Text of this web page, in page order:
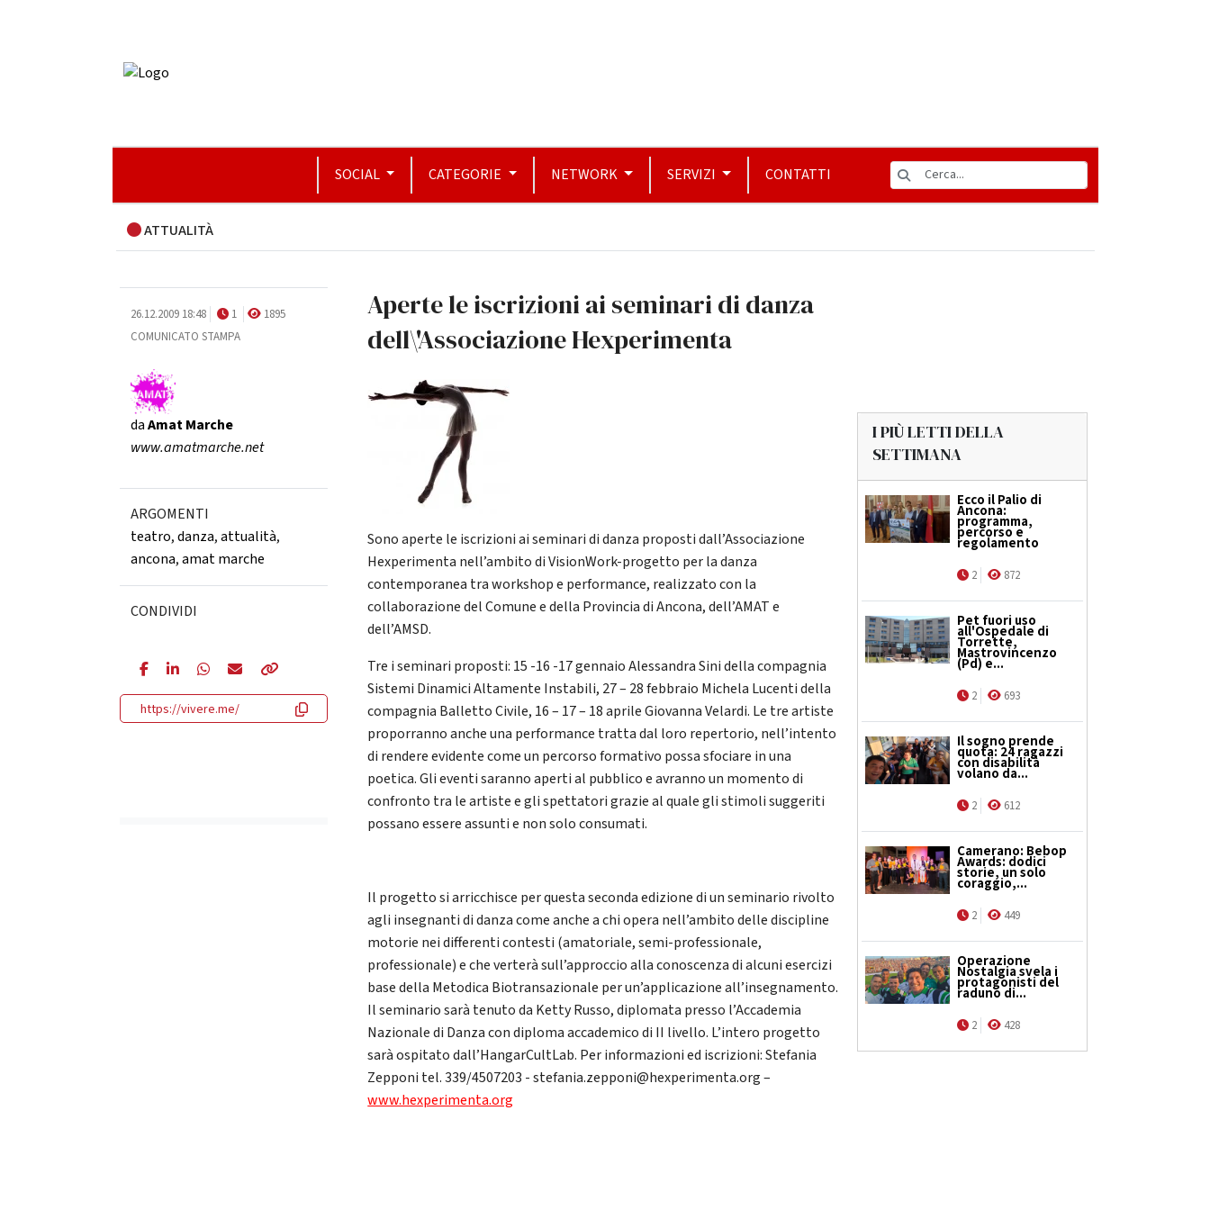
SOCIAL CATEGORIE NETWORK SERVIZI CONTATTI
ATTUALITÀ
26.12.2009 18:48 1
1895
COMUNICATO STAMPA
daAmat Marche
www.amatmarche.net
ARGOMENTI
teatro,danza,attualità,
ancona,amat marche
CONDIVIDI
https://vivere.me/
Aperte le iscrizioni ai seminari di danza
dell\'Associazione Hexperimenta
Sono aperte le iscrizioni ai seminari di danza proposti dall’Associazione
Hexperimenta nell’ambito di VisionWork-progetto per la danza
contemporanea tra workshop e performance, realizzato con la
collaborazione del Comune e della Provincia di Ancona, dell’AMAT e
dell’AMSD.
Tre i seminari proposti: 15 -16 -17 gennaio Alessandra Sini della compagnia
Sistemi Dinamici Altamente Instabili, 27 – 28 febbraio Michela Lucenti della
compagnia Balletto Civile, 16 – 17 – 18 aprile Giovanna Velardi. Le tre artiste
proporranno anche una performance tratta dal loro repertorio, nell’intento
di rendere evidente come un percorso formativo possa sfociare in una
poetica. Gli eventi saranno aperti al pubblico e avranno un momento di
confronto tra le artiste e gli spettatori grazie al quale gli stimoli suggeriti
possano essere assunti e non solo consumati.
Il progetto si arricchisce per questa seconda edizione di un seminario rivolto
agli insegnanti di danza come anche a chi opera nell’ambito delle discipline
motorie nei differenti contesti (amatoriale, semi-professionale,
professionale) e che verterà sull’approccio alla conoscenza di alcuni esercizi
base della Metodica Biotransazionale per un’applicazione all’insegnamento.
Il seminario sarà tenuto da Ketty Russo, diplomata presso l’Accademia
Nazionale di Danza con diploma accademico di II livello. L’intero progetto
sarà ospitato dall’HangarCultLab. Per informazioni ed iscrizioni: Stefania
Zepponi tel. 339/4507203 - stefania.zepponi@hexperimenta.org –
www.hexperimenta.org
I PIÙ LETTI DELLA
SETTIMANA
Ecco il Palio di
Ancona:
programma,
percorso e
regolamento
2 872
Pet fuori uso
all'Ospedale di
Torrette,
Mastrovincenzo
(Pd) e...
2 693
Il sogno prende
quota: 24 ragazzi
con disabilità
volano da...
2 612
Camerano: Bebop
Awards: dodici
storie, un solo
coraggio,...
2 449
Operazione
Nostalgia svela i
protagonisti del
raduno di...
2 428